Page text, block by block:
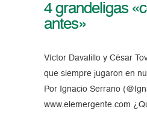
4 grandeligas
antes»
Víctor Davalillo y César
que siempre jugaron en
Por Ignacio Serrano
www.elemergente.com